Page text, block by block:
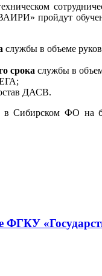
пройдут
службы в объеме
срока службы в
ДАСВ.
в Сибирском ФО на